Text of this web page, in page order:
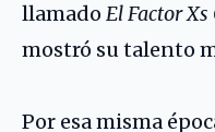
llamado El Factor
mostró su talento
Por esa misma